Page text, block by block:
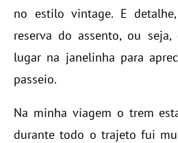
no estilo vintage. E
reserva do assento, ou
lugar na janelinha para
passeio.
Na minha viagem o trem
durante todo o trajeto fui